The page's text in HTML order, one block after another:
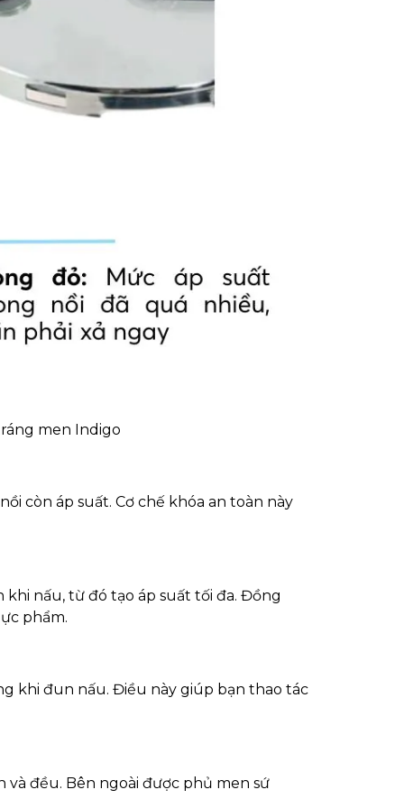
men Indigo
còn áp suất. Cơ chế khóa an toàn này
nấu, từ đó tạo áp suất tối đa. Đồng
phẩm.
khi đun nấu. Điều này giúp bạn thao tác
đều. Bên ngoài được phủ men sứ